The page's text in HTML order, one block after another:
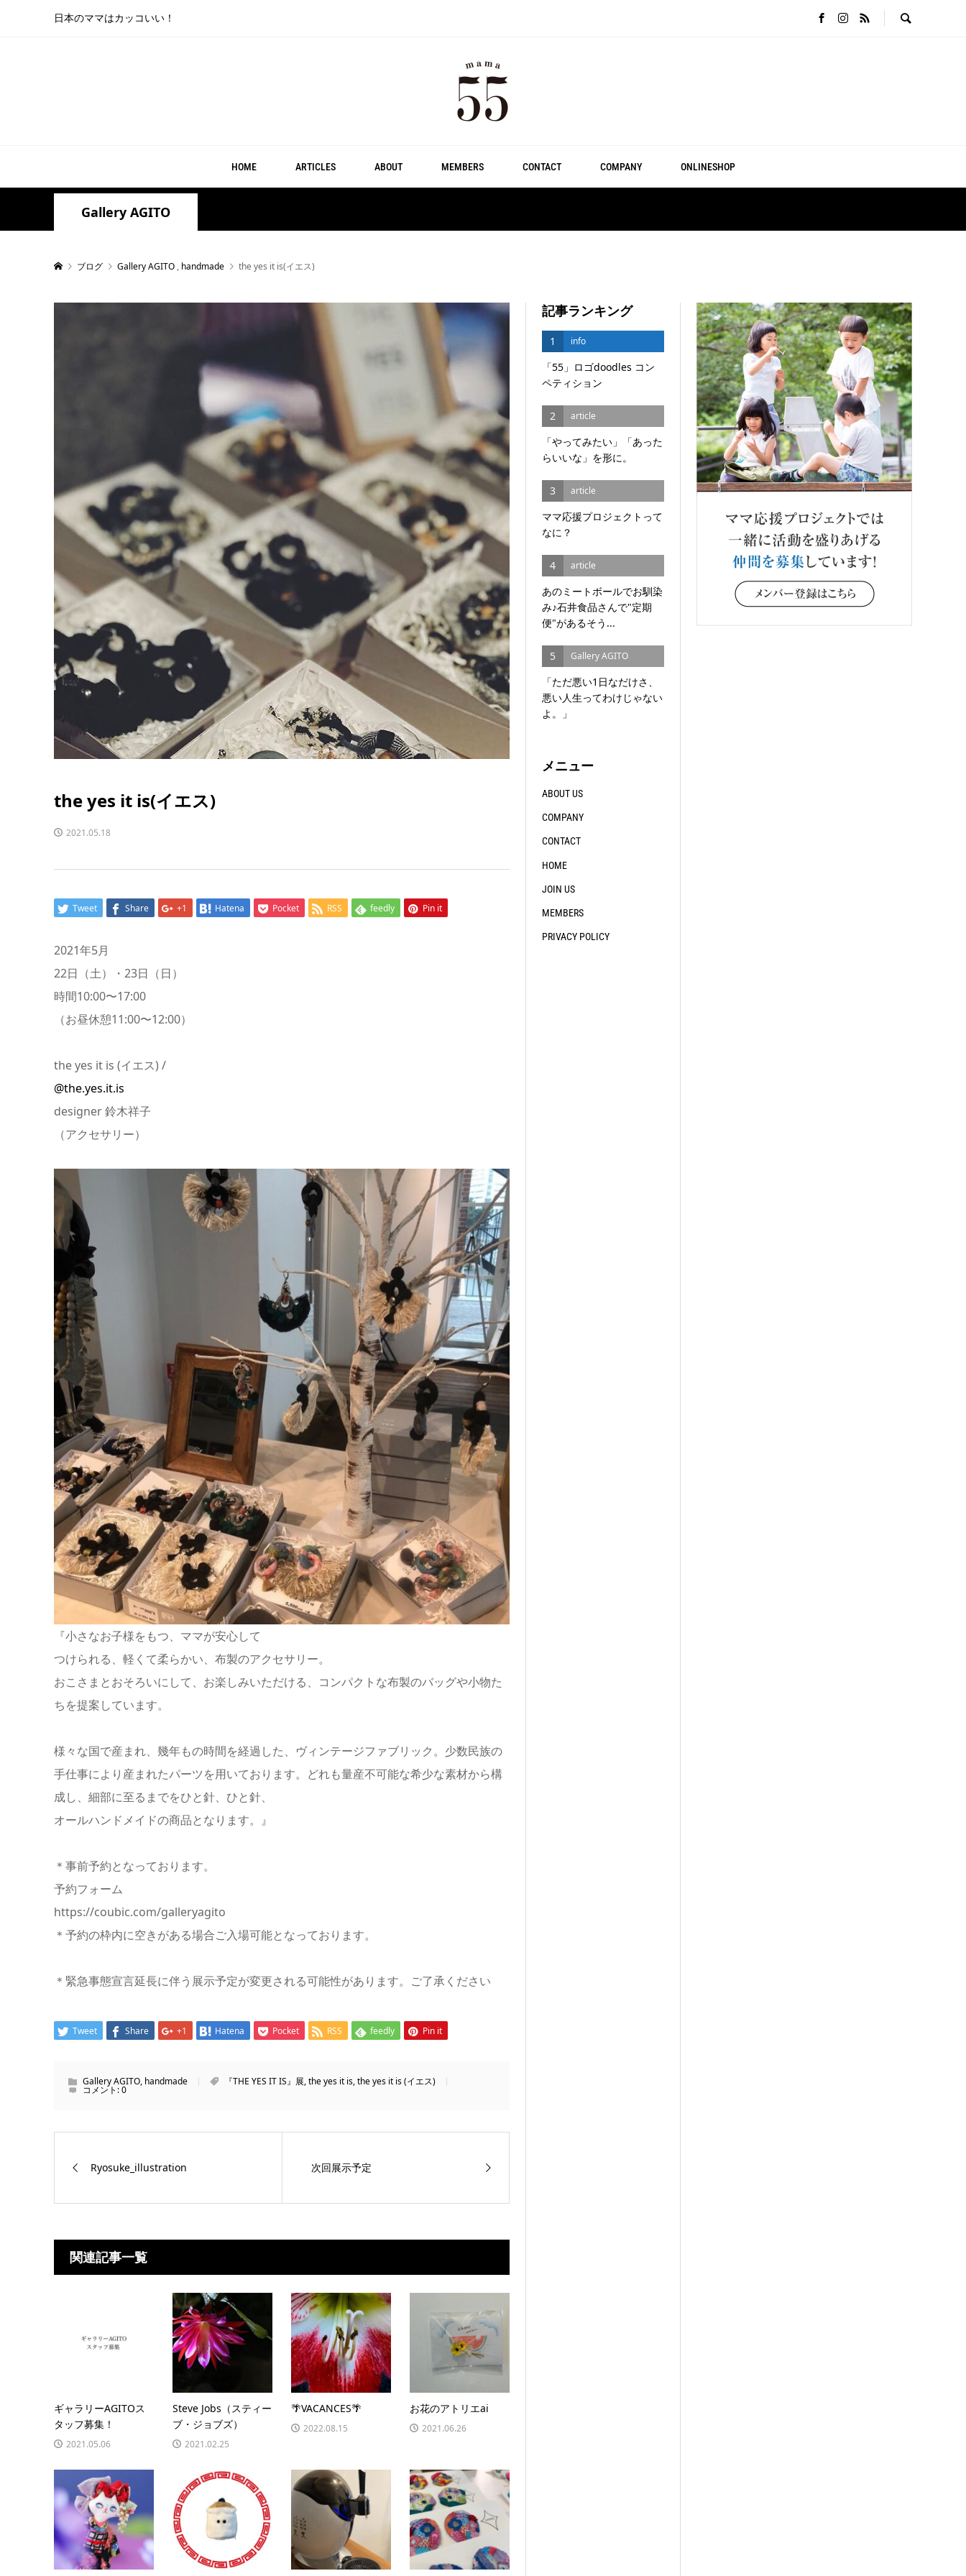
日本のママはカッコいい！
HOME ARTICLES ABOUT MEMBERS CONTACT COMPANY ONLINESHOP
Gallery AGITO
ブログ Gallery AGITO , handmade the yes it is(イエス)
the yes it is(イエス)
2021.05.18
Tweet Share +1 Hatena Pocket RSS feedly Pin it
2021年5月
22日（土）・23日（日）
時間10:00〜17:00
（お昼休憩11:00〜12:00）
the yes it is (イエス) /
@the.yes.it.is
designer 鈴木祥子
（アクセサリー）
『小さなお子様をもつ、ママが安心して
つけられる、軽くて柔らかい、布製のアクセサリー。
おこさまとおそろいにして、お楽しみいただける、コンパクトな布製のバッグや小物た
ちを提案しています。
様々な国で産まれ、幾年もの時間を経過した、ヴィンテージファブリック。少数民族の
手仕事により産まれたパーツを用いております。どれも量産不可能な希少な素材から構
成し、細部に至るまでをひと針、ひと針、
オールハンドメイドの商品となります。』
＊事前予約となっております。
予約フォーム
https://coubic.com/galleryagito
＊予約の枠内に空きがある場合ご入場可能となっております。
＊緊急事態宣言延長に伴う展示予定が変更される可能性があります。ご了承ください
Tweet Share +1 Hatena Pocket RSS feedly Pin it
Gallery AGITO, handmade 『THE YES IT IS』展,the yes it is,the yes it is (イエス)
コメント:0
Ryosuke_illustration 次回展示予定
関連記事一覧
ギャラリーAGITOス
タッフ募集！
2021.05.06
Steve Jobs（スティー
ブ・ジョブズ）
2021.02.25
🌴VACANCES🌴
2022.08.15
お花のアトリエai
2021.06.26
記事ランキング
1 info
「55」ロゴdoodles コン
ペティション
2 article
「やってみたい」「あった
らいいな」を形に。
3 article
ママ応援プロジェクトって
なに？
4 article
あのミートボールでお馴染
み♪石井食品さんで"定期
便"があるそう...
5 Gallery AGITO
「ただ悪い1日なだけさ、
悪い人生ってわけじゃない
よ。」
メニュー
ABOUT US
COMPANY
CONTACT
HOME
JOIN US
MEMBERS
PRIVACY POLICY